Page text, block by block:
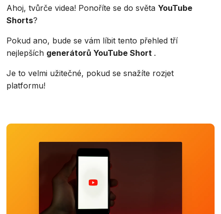
Ahoj, tvůrče videa! Ponoříte se do světa YouTube
Shorts?
Pokud ano, bude se vám líbit tento přehled tří
nejlepších generátorů YouTube Short .
Je to velmi užitečné, pokud se snažíte rozjet
platformu!